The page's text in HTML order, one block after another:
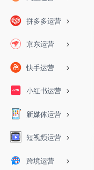
拼多多运营
京东运营
快手运营
小红书运营
新媒体运营
短视频运营
跨境运营